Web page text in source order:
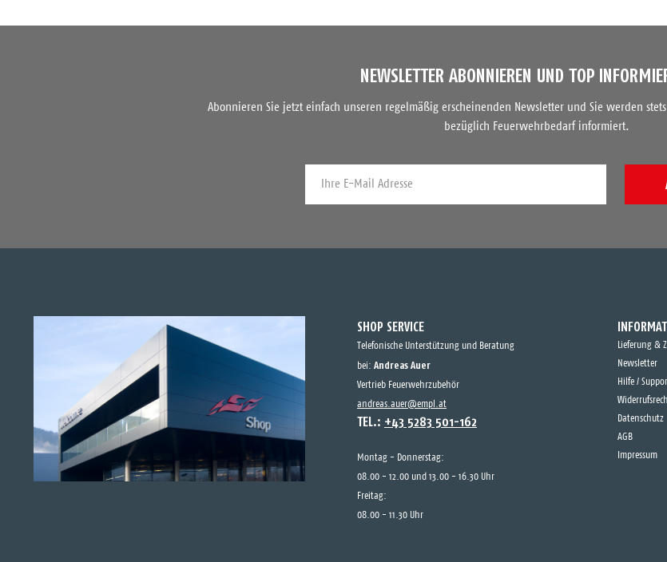
NEWSLETTER ABONNIEREN UND TOP
Abonnieren Sie jetzt einfach unseren regelmäßig erscheinenden Newsletter und Sie werden
bezüglich Feuerwehrbedarf informiert.
SHOP SERVICE
Telefonische Unterstützung und Beratung
bei: Andreas Auer
Vertrieb Feuerwehrzubehör
andreas.auer@empl.at
TEL.: +43 5283 501-162
Montag - Donnerstag:
08.00 - 12.00 und 13.00 - 16.30 Uhr
Freitag:
08.00 - 11.30 Uhr
Lieferung &
Newsletter
Hilfe /
Datenschutz
AGB
Impressum